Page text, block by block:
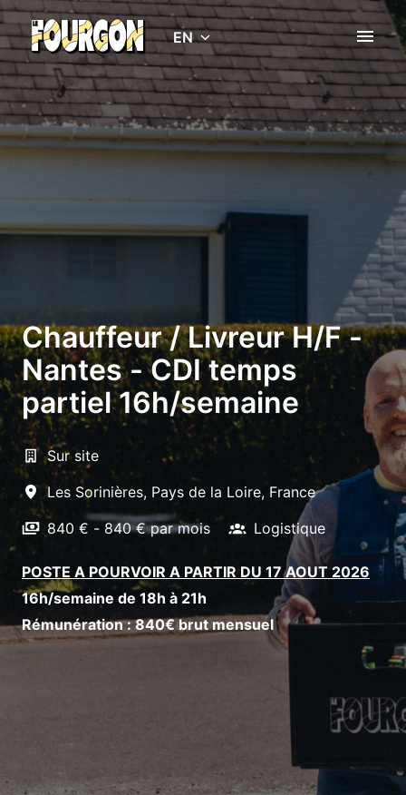
Skip
to
contentHomepage EN
Chauffeur / Livreur H/F -
Nantes - CDI temps
partiel 16h/semaine
Sur site
Les Sorinières, Pays de la Loire, France
840 € - 840 € par mois
Logistique
POSTE A POURVOIR A PARTIR DU 17 AOUT 2026
16h/semaine de 18h à 21h
Rémunération : 840€ brut mensuel